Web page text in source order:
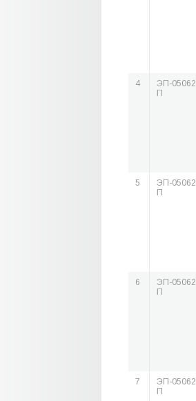
4
ЭП-
П
5
ЭП-
П
6
ЭП-
П
7
ЭП-
П